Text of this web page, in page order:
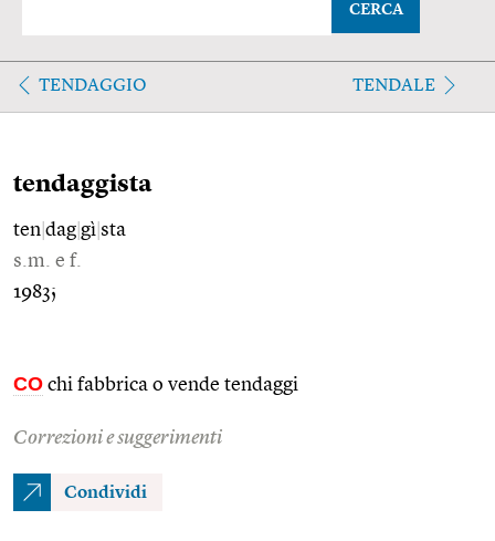
CERCA
TENDAGGIO TENDALE
tendaggista
ten dag gì sta
s.m. e f.
1983;
CO chi fabbrica o vende tendaggi
Correzioni e suggerimenti
Condividi